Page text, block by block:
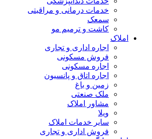
خدمات درمانی و مراقبتی
سمعک
کاشت و ترمیم مو
املاک
اجاره اداری و تجاری
فروش مسکونی
اجاره مسکونی
اجاره اتاق و پانسیون
زمین و باغ
ملک صنعتی
مشاور املاک
ویلا
سایر خدمات املاک
فروش اداری و تجاری